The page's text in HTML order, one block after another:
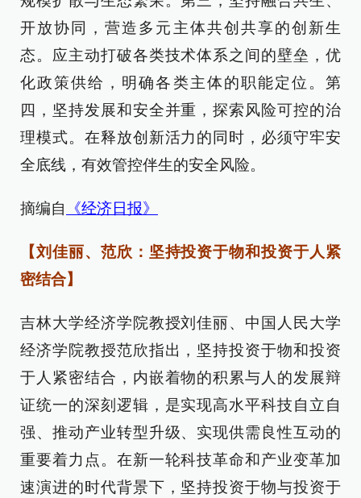
开放协同，营造多元主体共创共享的创新生
态。应主动打破各类技术体系之间的壁垒，优
化政策供给，明确各类主体的职能定位。第
四，坚持发展和安全并重，探索风险可控的治
理模式。在释放创新活力的同时，必须守牢安
全底线，有效管控伴生的安全风险。
摘编自 《经济日报》
【刘佳丽、范欣：坚持投资于物和投资于人紧
密结合】
吉林大学经济学院教授刘佳丽、中国人民大学
经济学院教授范欣指出，坚持投资于物和投资
于人紧密结合，内嵌着物的积累与人的发展辩
证统一的深刻逻辑，是实现高水平科技自立自
强、推动产业转型升级、实现供需良性互动的
重要着力点。在新一轮科技革命和产业变革加
速演进的时代背景下，坚持投资于物与投资于